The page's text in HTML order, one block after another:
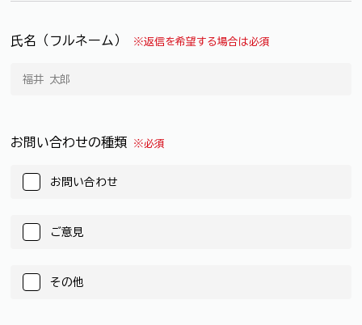
氏名（フルネーム） ※返信を希望する場合は必須
お問い合わせの種類 ※必須
お問い合わせ
ご意見
その他